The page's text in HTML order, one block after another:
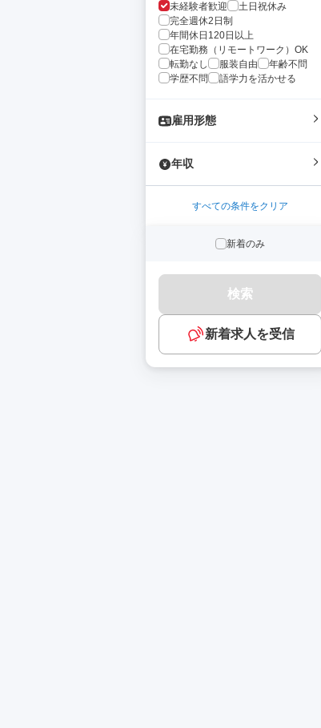
未経験者歓迎
土日祝休み
完全週休2日制
年間休日120日以上
在宅勤務（リモートワーク）OK
転勤なし
服装自由
年齢不問
学歴不問
語学力を活かせる
雇用形態
年収
すべての条件をクリア
新着のみ
検索
新着求人を受信